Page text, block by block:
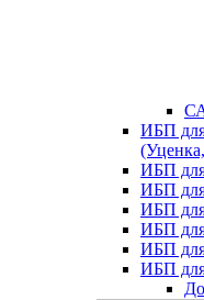
ИБП для
ИБП
ИБП
ИБП
ИБП
ИБП для
ИБП